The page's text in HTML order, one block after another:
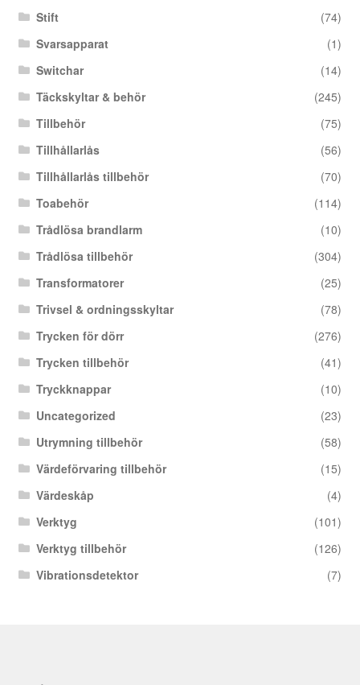
Stift
(74)
Svarsapparat
(1)
Switchar
(14)
Täckskyltar & behör
(245)
Tillbehör
(75)
Tillhållarlås
(56)
Tillhållarlås tillbehör
(70)
Toabehör
(114)
Trådlösa brandlarm
(10)
Trådlösa tillbehör
(304)
Transformatorer
(25)
Trivsel & ordningsskyltar
(78)
Trycken för dörr
(276)
Trycken tillbehör
(41)
Tryckknappar
(10)
Uncategorized
(23)
Utrymning tillbehör
(58)
Värdeförvaring tillbehör
(15)
Värdeskåp
(4)
Verktyg
(101)
Verktyg tillbehör
(126)
Vibrationsdetektor
(7)